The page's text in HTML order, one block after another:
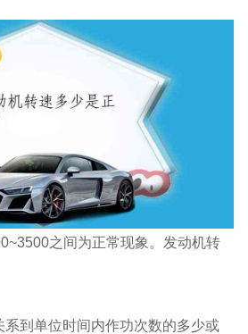
之间为正常现象。发动机转
系到单位时间内作功次数的多少或